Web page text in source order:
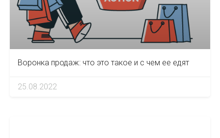
Воронка продаж: что это такое и с чем ее едят
25.08.2022